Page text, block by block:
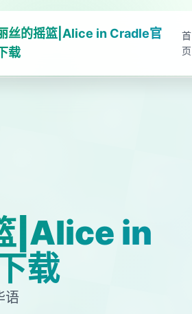
丝的摇篮|Alice in Cradle官
载
首
页
|Alice in
载
语